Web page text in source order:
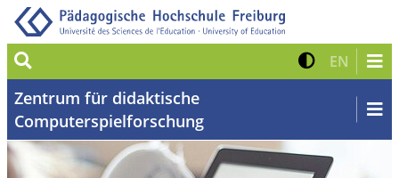
Suche Kontrast
EN Zur
Zentrum für didaktische
Computerspielforschung